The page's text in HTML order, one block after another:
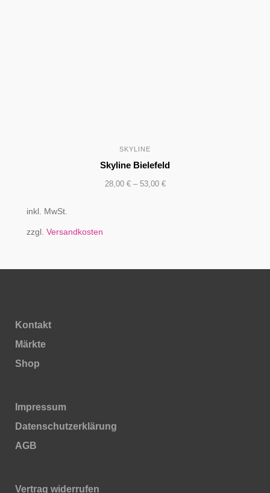
SKYLINE
Skyline Bielefeld
28,00 €– 53,00 €
inkl. MwSt.
zzgl. Versandkosten
Kontakt
Märkte
Shop
Impressum
Daten­schutz­erklärung
AGB
Vertrag widerrufen